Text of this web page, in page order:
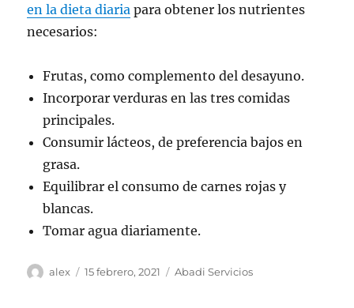
en la dieta diaria para obtener los nutrientes
necesarios:
Frutas, como complemento del desayuno.
Incorporar verduras en las tres comidas
principales.
Consumir lácteos, de preferencia bajos en
grasa.
Equilibrar el consumo de carnes rojas y
blancas.
Tomar agua diariamente.
Autor
alex
Publicado
15 febrero, 2021 Categorías
Abadi Servicios